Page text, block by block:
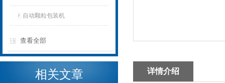
自动颗粒包装机
查看全部
相关文章 详情介绍